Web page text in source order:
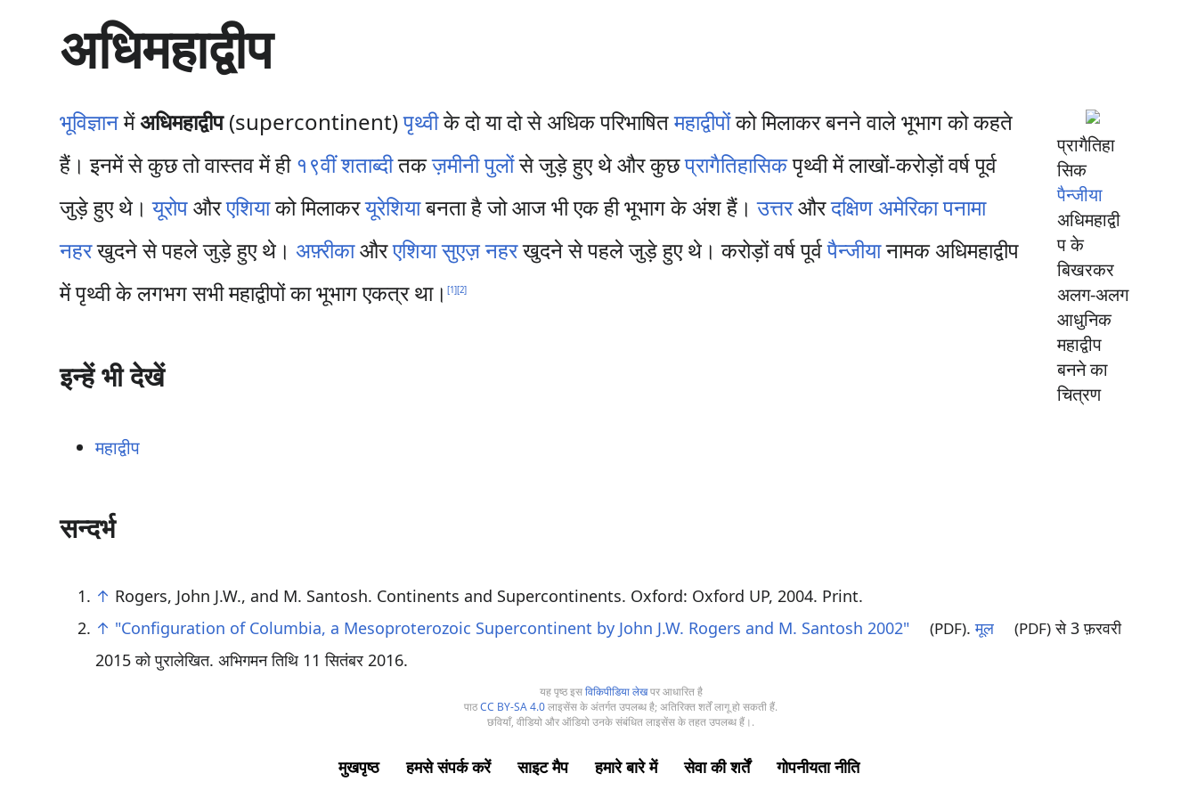
ग्री
एँ
अधिमहाद्वीप
प्रागैतिहा
सिक
पैन्जीया
अधिमहाद्वी
प के
बिखरकर
अलग-अलग
आधुनिक
महाद्वीप
बनने का
चित्रण
भूविज्ञानमेंअधिमहाद्वीप(supercontinent)पृथ्वीके दो या दो से अधिक परिभाषितमहाद्वीपोंको मिलाकर बनने वाले भूभाग को कहते
हैं। इनमें से कुछ तो वास्तव में ही १९वीं शताब्दीतकज़मीनी पुलोंसे जुड़े हुए थे और कुछप्रागैतिहासिकपृथ्वी में लाखों-करोड़ों वर्ष पूर्व
जुड़े हुए थे।यूरोपऔरएशियाको मिलाकरयूरेशियाबनता है जो आज भी एक ही भूभाग के अंश हैं।उत्तरऔरदक्षिण अमेरिकापनामा
नहरखुदने से पहले जुड़े हुए थे।अफ़्रीकाऔरएशियासुएज़ नहरखुदने से पहले जुड़े हुए थे। करोड़ों वर्ष पूर्वपैन्जीयानामक अधिमहाद्वीप
में पृथ्वी के लगभग सभी महाद्वीपों का भूभाग एकत्र था।[1][2]
इन्हें भी देखें
महाद्वीप
सन्दर्भ
↑ Rogers, John J.W., and M. Santosh. Continents and Supercontinents. Oxford: Oxford UP, 2004. Print.
↑ "Configuration of Columbia, a Mesoproterozoic Supercontinent by John J.W. Rogers and M. Santosh 2002" (PDF).मूल (PDF)से 3 फ़रवरी
2015 को पुरालेखित. अभिगमन तिथि 11 सितंबर 2016.
यह पृष्ठ इसविकिपीडिया लेखपर आधारित है
पाठCC BY-SA 4.0लाइसेंस के अंतर्गत उपलब्ध है; अतिरिक्त शर्तें लागू हो सकती हैं.
छवियाँ, वीडियो और ऑडियो उनके संबंधित लाइसेंस के तहत उपलब्ध हैं।.
मुखपृष्ठ हमसे संपर्क करें साइट मैप हमारे बारे में सेवा की शर्तें गोपनीयता नीति